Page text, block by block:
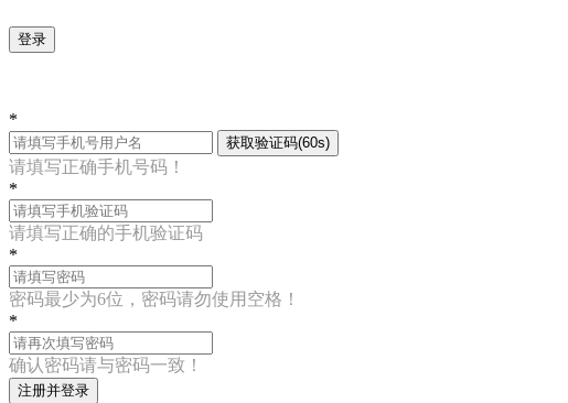
登录
*
获取验证码(60s)
请填写正确手机号码！
*
请填写正确的手机验证码
*
密码最少为6位，密码请勿使用空格！
*
确认密码请与密码一致！
注册并登录